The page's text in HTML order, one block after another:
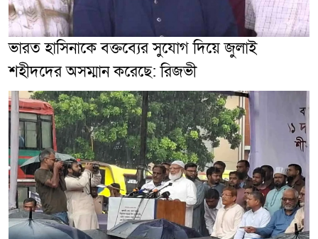
ভারত হাসিনাকে বক্তব্যের সুযোগ দিয়ে জুলাই
শহীদদের অসম্মান করেছে: রিজভী